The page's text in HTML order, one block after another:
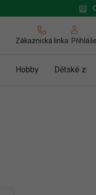
Zákaznická linka
Hobby Dětské